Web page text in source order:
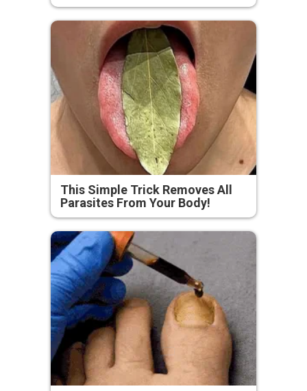
This Simple Trick Removes All
Parasites From Your Body!